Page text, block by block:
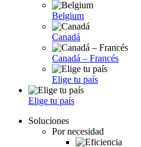
Belgium
Canadá
Canadá – Francés
Elige tu país
Elige tu país
Soluciones
Por necesidad